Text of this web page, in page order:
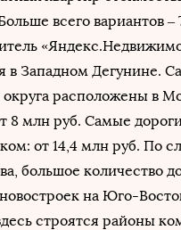
всего вариантов –
в Западном Дегунине.
округа расположены в
8 млн руб. Самые
от 14,4 млн руб. По
большое количество
на Юго-
строятся районы